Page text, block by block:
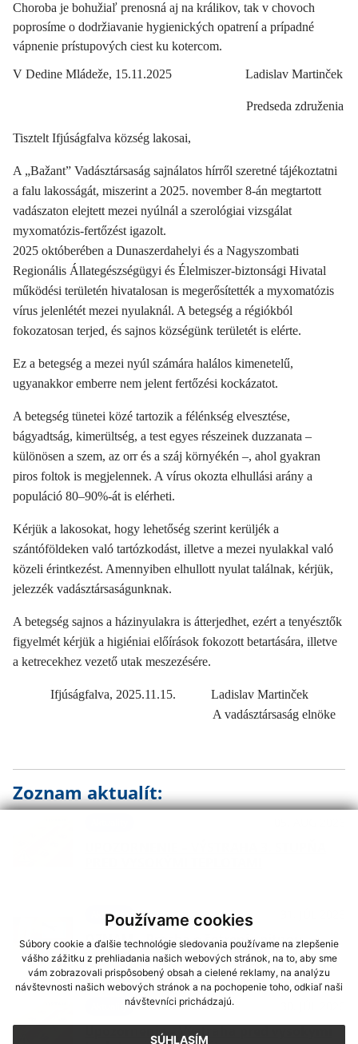
Používame cookies
Súbory cookie a ďalšie technológie sledovania používame na zlepšenie
vášho zážitku z prehliadania našich webových stránok, na to, aby sme
vám zobrazovali prispôsobený obsah a cielené reklamy, na analýzu
návštevnosti našich webových stránok a na pochopenie toho, odkiaľ naši
návštevníci prichádzajú.
SÚHLASÍM
Choroba je bohužiaľ prenosná aj na králikov, tak v chovoch
poprosíme o dodržiavanie hygienických opatrení a prípadné
vápnenie prístupových ciest ku kotercom.
V Dedine Mládeže, 15.11.2025 Ladislav Martinček
Predseda združenia
Tisztelt Ifjúságfalva község lakosai,
A „Bažant” Vadásztársaság sajnálatos hírről szeretné tájékoztatni
a falu lakosságát, miszerint a 2025. november 8-án megtartott
vadászaton elejtett mezei nyúlnál a szerológiai vizsgálat
myxomatózis-fertőzést igazolt.
2025 októberében a Dunaszerdahelyi és a Nagyszombati
Regionális Állategészségügyi és Élelmiszer-biztonsági Hivatal
működési területén hivatalosan is megerősítették a myxomatózis
vírus jelenlétét mezei nyulaknál. A betegség a régiókból
fokozatosan terjed, és sajnos községünk területét is elérte.
Ez a betegség a mezei nyúl számára halálos kimenetelű,
ugyanakkoremberre nem jelent fertőzési kockázatot.
A betegség tünetei közé tartozik a félénkség elvesztése,
bágyadtság, kimerültség, a test egyes részeinek duzzanata –
különösen a szem, az orr és a száj környékén –, ahol gyakran
piros foltok is megjelennek. A vírus okozta elhullási arány a
populáció 80–90%-át is elérheti.
Kérjük a lakosokat, hogy lehetőség szerint kerüljék a
szántóföldeken való tartózkodást, illetve a mezei nyulakkal való
közeli érintkezést. Amennyiben elhullott nyulat találnak, kérjük,
jelezzék vadásztársaságunknak.
A betegség sajnos a házinyulakra is átterjedhet, ezért a tenyésztők
figyelmét kérjük a higiéniai előírások fokozott betartására, illetve
a ketrecekhez vezető utak meszezésére.
Ifjúságfalva, 2025.11.15.
Ladislav Martinček
A vadásztársaság elnöke
Zoznam aktualít:
Aktuality
OZNAM – Prosba o šetrenie pitnou
vodou
Aktuality
Upozornenie – Výstraha pred vysokými